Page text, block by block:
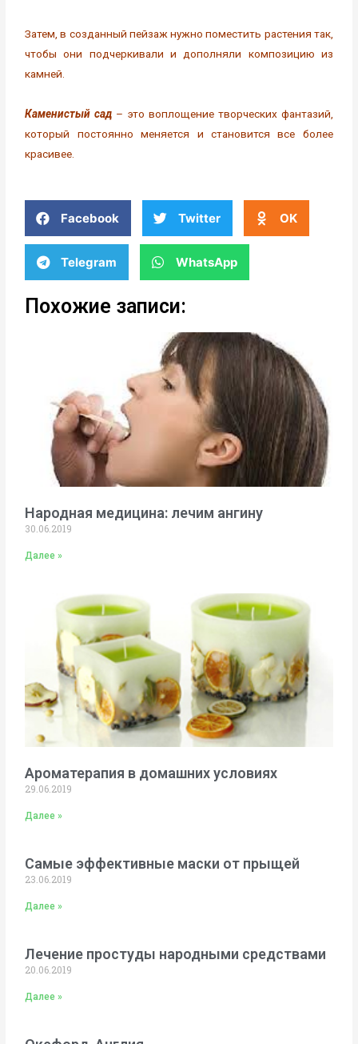
Затем, в созданный пейзаж нужно поместить растения так,
чтобы они подчеркивали и дополняли композицию из
камней.
Каменистый сад – это воплощение творческих фантазий,
который постоянно меняется и становится все более
красивее.
Facebook Twitter OK
Telegram WhatsApp
Похожие записи:
Народная медицина: лечим ангину
30.06.2019
Далее »
Ароматерапия в домашних условиях
29.06.2019
Далее »
Самые эффективные маски от прыщей
23.06.2019
Далее »
Лечение простуды народными средствами
20.06.2019
Далее »